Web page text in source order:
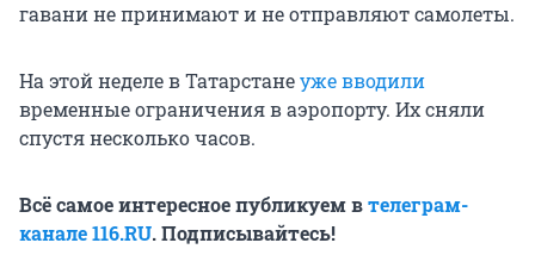
гавани не принимают и не отправляют самолеты.
На этой неделе в Татарстанеуже вводили
временные ограничения в аэропорту. Их сняли
спустя несколько часов.
Всё самое интересное публикуем втелеграм-
канале 116.RU. Подписывайтесь!